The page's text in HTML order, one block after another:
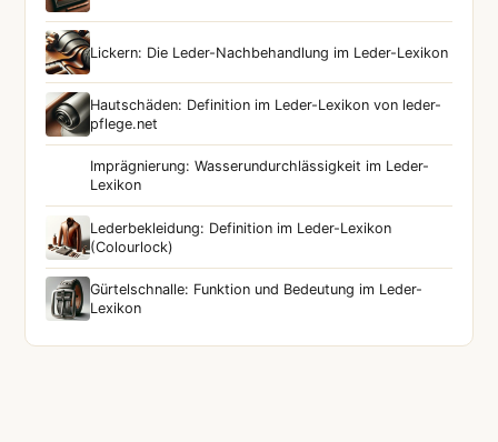
Lickern: Die Leder-Nachbehandlung im Leder-Lexikon
Hautschäden: Definition im Leder-Lexikon von leder-
pflege.net
Imprägnierung: Wasserundurchlässigkeit im Leder-
Lexikon
Lederbekleidung: Definition im Leder-Lexikon
(Colourlock)
Gürtelschnalle: Funktion und Bedeutung im Leder-
Lexikon